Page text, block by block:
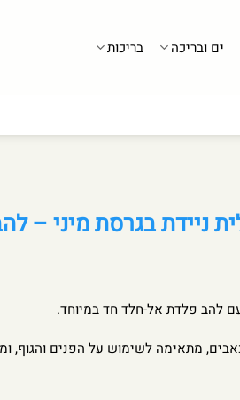
ים ובריכה בריכות
ניידת בגרסת מיני –
עם להב פלדת אל-חלד חד במיוחד.
מתאימה לשימוש על הפנים והגוף,